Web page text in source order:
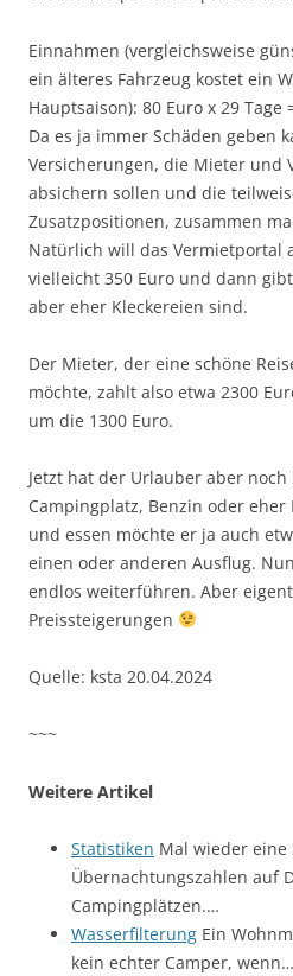
Einnahmen (vergleichsweise
ein älteres Fahrzeug kostet ein
Hauptsaison): 80 Euro x 29 Tage
Da es ja immer Schäden geben
Versicherungen, die Mieter und
absichern sollen und die
Zusatzpositionen, zusammen
Natürlich will das Vermietportal
vielleicht 350 Euro und dann
aber eher Kleckereien sind.
Der Mieter, der eine schöne
möchte, zahlt also etwa 2300
um die 1300 Euro.
Jetzt hat der Urlauber aber
Campingplatz, Benzin oder
und essen möchte er ja auch
einen oder anderen Ausflug.
endlos weiterführen. Aber
Preissteigerungen
Quelle: ksta 20.04.2024
~~~
Weitere Artikel
Statistiken Mal wieder eine
Übernachtungszahlen auf
Campingplätzen.…
Wasserfilterung Ein
kein echter Camper, wenn…